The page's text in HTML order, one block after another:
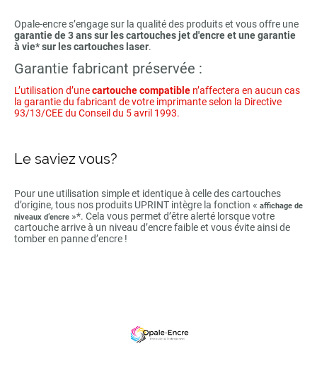
Opale-encre s’engage sur la qualité des produits et vous offre une
garantie de 3 ans sur les cartouches jet d'encre et une garantie
à vie* sur les cartouches laser.
Garantie fabricant préservée :
L’utilisation d’unecartouche compatible n’affectera en aucun cas
la garantie du fabricant de votre imprimante selon la Directive
93/13/CEE du Conseil du 5 avril 1993.
Le saviez vous?
Pour une utilisation simple et identique à celle des cartouches
d’origine, tous nos produits UPRINT intègre la fonction « affichage de
niveaux d’encre »*. Cela vous permet d’être alerté lorsque votre
cartouche arrive à un niveau d’encre faible et vous évite ainsi de
tomber en panne d’encre !